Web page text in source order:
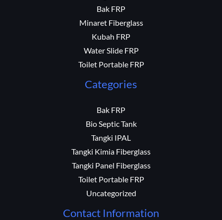
Bak FRP
Minaret Fiberglass
Kubah FRP
Water Slide FRP
Toilet Portable FRP
Categories
Bak FRP
Bio Septic Tank
Tangki IPAL
Tangki Kimia Fiberglass
Tangki Panel Fiberglass
Toilet Portable FRP
Uncategorized
Contact Information